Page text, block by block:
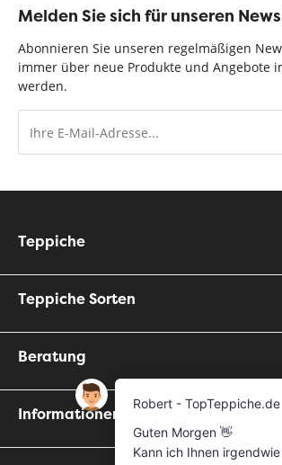
Melden Sie sich für unseren
Abonnieren Sie unseren regelmäßigen
immer über neue Produkte und Angebote
werden.
Teppiche
Teppiche Sorten
Beratung
Informationen